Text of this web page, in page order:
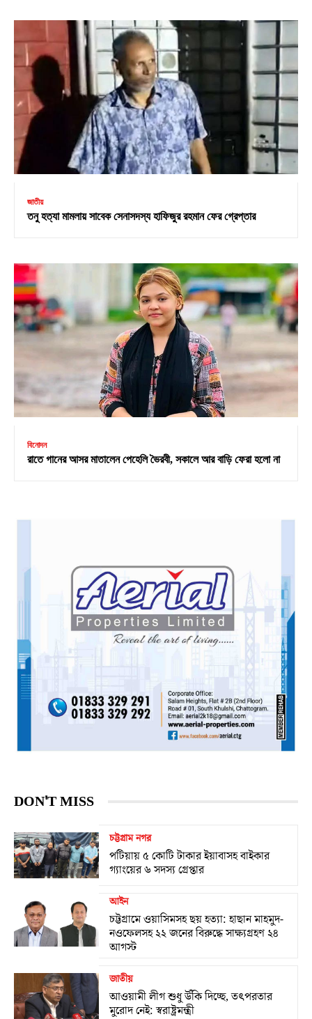
জাতীয়
তনু হত্যা মামলায় সাবেক সেনাসদস্য হাফিজুর রহমান ফের গ্রেপ্তার
বিনোদন
রাতে গানের আসর মাতালেন পেহেলি ভৈরবী, সকালে আর বাড়ি ফেরা হলো না
DON'T MISS
চট্টগ্রাম নগর
পটিয়ায় ৫ কোটি টাকার ইয়াবাসহ বাইকার
গ্যাংয়ের ৬ সদস্য গ্রেপ্তার
আইন
চট্টগ্রামে ওয়াসিমসহ ছয় হত্যা: হাছান মাহমুদ-
নওফেলসহ ২২ জনের বিরুদ্ধে সাক্ষ্যগ্রহণ ২৪
আগস্ট
জাতীয়
আওয়ামী লীগ শুধু উঁকি দিচ্ছে, তৎপরতার
মুরোদ নেই: স্বরাষ্ট্রমন্ত্রী